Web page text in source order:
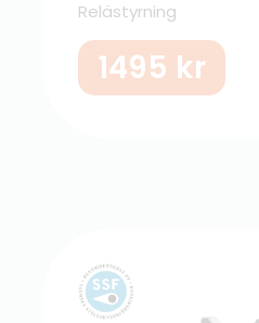
Relästyrning
1495 kr